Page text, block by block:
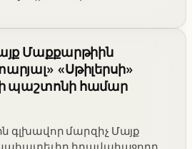
Մաքքարթիին
«Սթիլերսի»
պաշտոնի համար
գլխավոր մարզիչ Մայք